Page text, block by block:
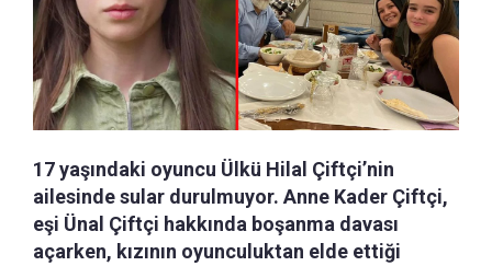
17 yaşındaki oyuncu Ülkü Hilal Çiftçi’nin
ailesinde sular durulmuyor. Anne Kader Çiftçi,
eşi Ünal Çiftçi hakkında boşanma davası
açarken, kızının oyunculuktan elde ettiği